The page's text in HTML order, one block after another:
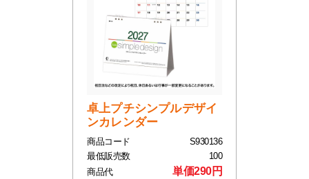
卓上プチシンプルデザイ
ンカレンダー
商品コード
S930136
最低販売数
100
商品代
単価290円